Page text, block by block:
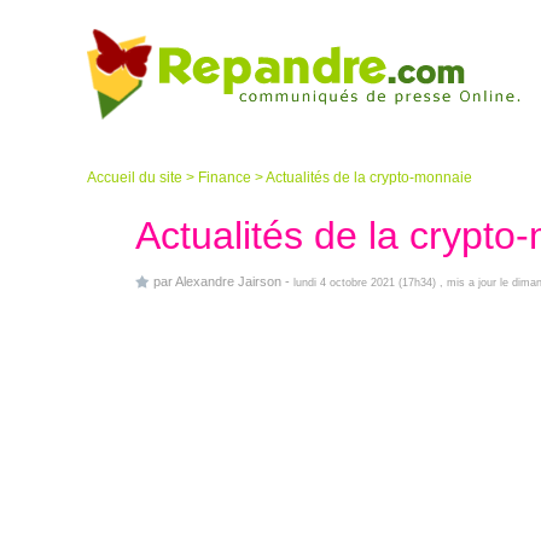
Accueil du site > Finance >Actualités de la crypto-monnaie
Actualités de la crypto-
parAlexandre Jairson - lundi 4 octobre 2021 (17h34) , mis a jour le